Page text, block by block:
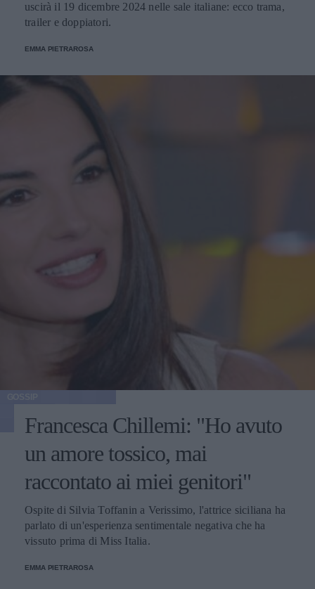
uscirà il 19 dicembre 2024 nelle sale italiane: ecco trama,
trailer e doppiatori.
EMMA PIETRAROSA
Francesca Chillemi: "Ho avuto
un amore tossico, mai
raccontato ai miei genitori"
Ospite di Silvia Toffanin a Verissimo, l'attrice siciliana ha
parlato di un'esperienza sentimentale negativa che ha
vissuto prima di Miss Italia.
EMMA PIETRAROSA